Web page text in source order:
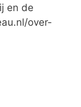
en de
over-